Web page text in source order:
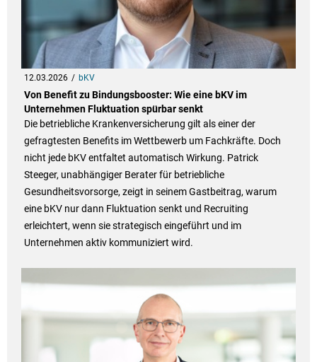
12.03.2026 bKV
Von Benefit zu Bindungsbooster: Wie eine bKV im
Unternehmen Fluktuation spürbar senkt
Die betriebliche Krankenversicherung gilt als einer der
gefragtesten Benefits im Wettbewerb um Fachkräfte. Doch
nicht jede bKV entfaltet automatisch Wirkung. Patrick
Steeger, unabhängiger Berater für betriebliche
Gesundheitsvorsorge, zeigt in seinem Gastbeitrag, warum
eine bKV nur dann Fluktuation senkt und Recruiting
erleichtert, wenn sie strategisch eingeführt und im
Unternehmen aktiv kommuniziert wird.